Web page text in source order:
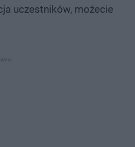
uczestników, możecie